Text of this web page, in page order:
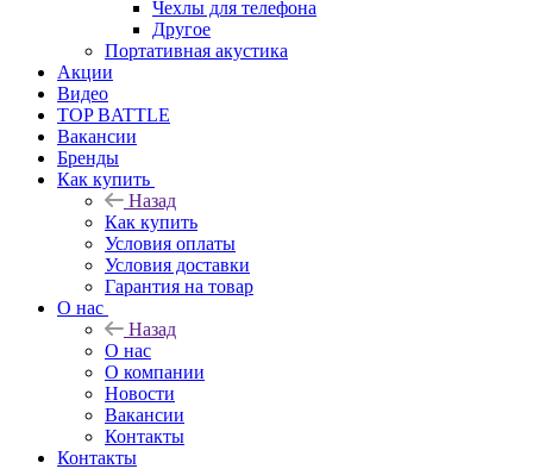
Чехлы для телефона
Другое
Портативная акустика
Акции
Видео
TOP BATTLE
Вакансии
Бренды
Как купить
Назад
Как купить
Условия оплаты
Условия доставки
Гарантия на товар
О нас
Назад
О нас
О компании
Новости
Вакансии
Контакты
Контакты